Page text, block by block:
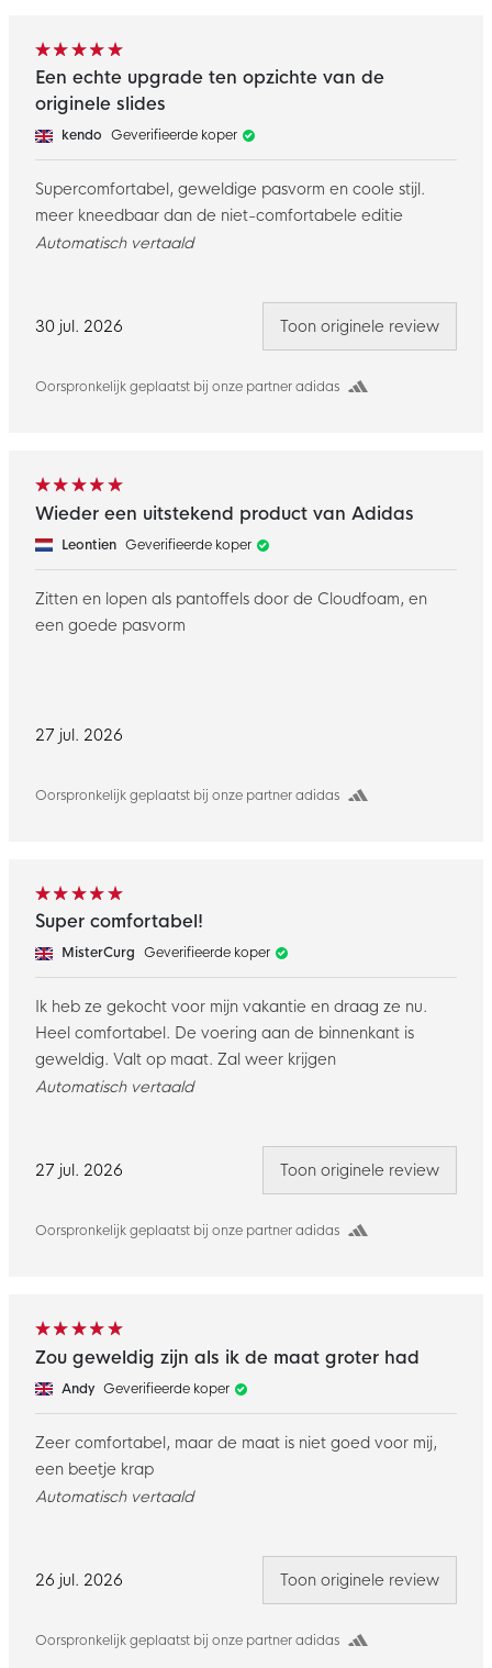
30 jul. 2026
Oorspronkelijk geplaatst bij onze partner adidas
Een echte upgrade ten opzichte van de
originele slides
kendo Geverifieerde koper
Supercomfortabel, geweldige pasvorm en coole stijl.
meer kneedbaar dan de niet-comfortabele editie
Automatisch vertaald
Toon originele review
27 jul. 2026
Oorspronkelijk geplaatst bij onze partner adidas
Wieder een uitstekend product van Adidas
Leontien Geverifieerde koper
Zitten en lopen als pantoffels door de Cloudfoam, en
een goede pasvorm
27 jul. 2026
Oorspronkelijk geplaatst bij onze partner adidas
Super comfortabel!
MisterCurg Geverifieerde koper
Ik heb ze gekocht voor mijn vakantie en draag ze nu.
Heel comfortabel. De voering aan de binnenkant is
geweldig. Valt op maat. Zal weer krijgen
Automatisch vertaald
Toon originele review
26 jul. 2026
Oorspronkelijk geplaatst bij onze partner adidas
Zou geweldig zijn als ik de maat groter had
Andy Geverifieerde koper
Zeer comfortabel, maar de maat is niet goed voor mij,
een beetje krap
Automatisch vertaald
Toon originele review